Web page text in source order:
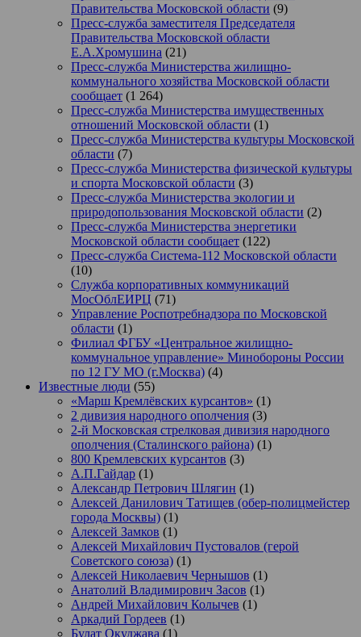
Правительства Московской области (9)
Пресс-служба заместителя Председателя
Правительства Московской области
Е.А.Хромушина (21)
Пресс-служба Министерства жилищно-
коммунального хозяйства Московской области
сообщает (1 264)
Пресс-служба Министерства имущественных
отношений Московской области (1)
Пресс-служба Министерства культуры Московской
области (7)
Пресс-служба Министерства физической культуры
и спорта Московской области (3)
Пресс-служба Министерства экологии и
природопользования Московской области (2)
Пресс-служба Министерства энергетики
Московской области сообщает (122)
Пресс-служба Система-112 Московской области
(10)
Служба корпоративных коммуникаций
МосОблЕИРЦ (71)
Управление Роспотребнадзора по Московской
области (1)
Филиал ФГБУ «Центральное жилищно-
коммунальное управление» Минобороны России
по 12 ГУ МО (г.Москва) (4)
Известные люди (55)
«Марш Кремлёвских курсантов» (1)
2 дивизия народного ополчения (3)
2-й Московская стрелковая дивизия народного
ополчения (Сталинского района) (1)
800 Кремлевских курсантов (3)
А.П.Гайдар (1)
Александр Петрович Шлягин (1)
Алексей Данилович Татищев (обер-полицмейстер
города Москвы) (1)
Алексей Замков (1)
Алексей Михайлович Пустовалов (герой
Советского союза) (1)
Алексей Николаевич Чернышов (1)
Анатолий Владимирович Засов (1)
Андрей Михайлович Колычев (1)
Аркадий Гордеев (1)
Булат Окуджава (1)